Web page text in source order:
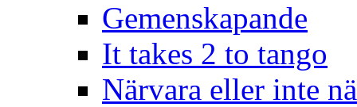
Gemenskapande
It takes 2 to tango
Närvara eller inte